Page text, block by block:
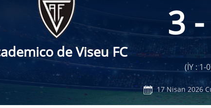
de Viseu FC
3
(İY : 1-
17 Nisan 2026